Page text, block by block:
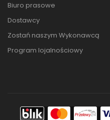
Biuro prasowe
Dostawcy
Zostań naszym Wykonawcą
Program lojalnościowy